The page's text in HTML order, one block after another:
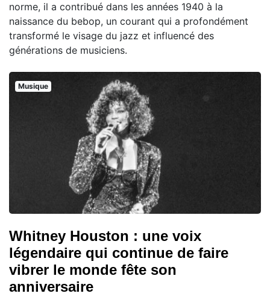
norme, il a contribué dans les années 1940 à la
naissance du bebop, un courant qui a profondément
transformé le visage du jazz et influencé des
générations de musiciens.
Musique
Whitney Houston : une voix
légendaire qui continue de faire
vibrer le monde fête son
anniversaire